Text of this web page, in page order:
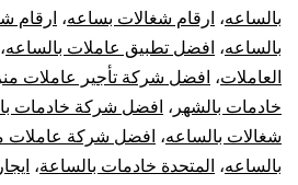
بالساعه، ارقام شغالات بساعه، ارقام
بالساعه، افضل تطبيق عاملات بالساعه،
العاملات، افضل شركة تأجير عاملات
خادمات بالشهر ، افضل شركة خادمات
شغالات بالساعه، افضل شركة عاملات
بالساعه، المتحدة خادمات بالساعة،